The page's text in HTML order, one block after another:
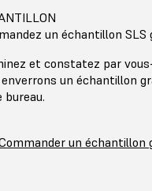
un échantillon SLS
et constatez par
un échantillon
bureau.
un échantillon